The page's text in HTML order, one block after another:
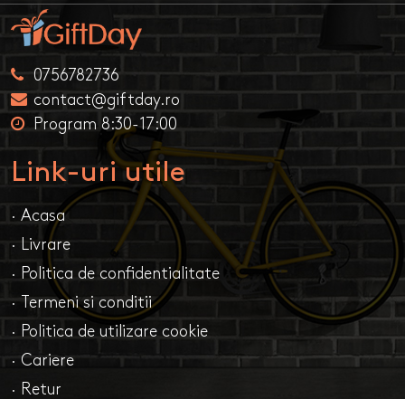
0756782736
contact@giftday.ro
Program 8:30-17:00
Link-uri utile
· Acasa
· Livrare
· Politica de confidentialitate
· Termeni si conditii
· Politica de utilizare cookie
· Cariere
· Retur